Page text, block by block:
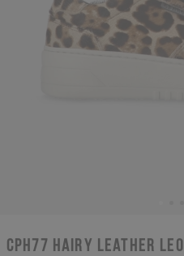
CPH77 hairy leather leo